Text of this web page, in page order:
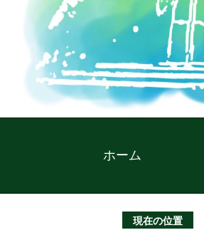
ホーム
現在の位置